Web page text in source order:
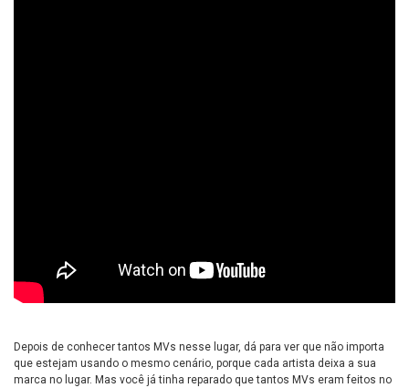
Depois de conhecer tantos MVs nesse lugar, dá para ver que não importa
que estejam usando o mesmo cenário, porque cada artista deixa a sua
marca no lugar. Mas você já tinha reparado que tantos MVs eram feitos no